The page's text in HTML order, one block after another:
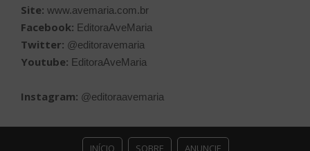
Site: www.avemaria.com.br
Facebook: EditoraAveMaria
Twitter: @editoravemaria
Youtube: EditoraAveMaria
Instagram: @editoraavemaria
INÍCIO SOBRE ANUNCIE